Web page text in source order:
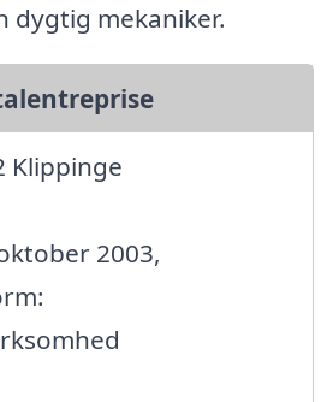
dygtig mekaniker.
Klippinge
2003,